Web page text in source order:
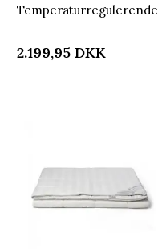
Temperaturregulerende
Nordstrand Home
2.199,95 DKK